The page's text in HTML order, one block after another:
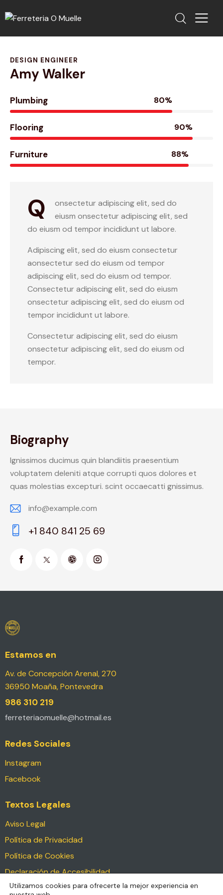
DESIGN ENGINEER
Amy Walker
Plumbing 80%
Flooring 90%
Furniture 88%
Q
onsectetur adipiscing elit, sed do
eiusm onsectetur adipiscing elit, sed
do eiusm od tempor incididunt ut labore.
Adipiscing elit, sed do eiusm consectetur
aonsectetur sed do eiusm od tempor
adipiscing elit, sed do eiusm od tempor.
Consectetur adipiscing elit, sed do eiusm
onsectetur adipiscing elit, sed do eiusm od
tempor incididunt ut labore.
Consectetur adipiscing elit, sed do eiusm
onsectetur adipiscing elit, sed do eiusm od
tempor.
Biography
Ignissimos ducimus quin blandiitis praesentium
voluptatem deleniti atque corrupti quos dolores et
quas molestias excepturi. scint occaecatti gnissimus.
E-
m
info@example.com
on
+1 840 841 25 69
Estamos en
Av. de Concepción Arenal, 270
36950 Moaña, Pontevedra
986 310 219
ferreteriaomuelle@hotmail.es
Redes Sociales
Instagram
Facebook
Textos Legales
Aviso Legal
Política de Privacidad
Política de Cookies
Declaración de Accesibilidad
Utilizamos cookies para ofrecerte la mejor experiencia en